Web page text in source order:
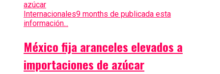
Internacionales9 months de publicada esta
información...
México fija aranceles elevados a
importaciones de azúcar